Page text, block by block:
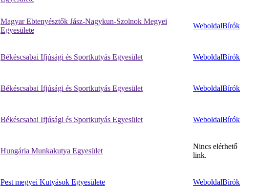
Magyar Ebtenyésztők Jász-Nagykun-Szolnok Megyei
Egyesülete
WeboldalBírók
Békéscsabai Ifjúsági és Sportkutyás Egyesület WeboldalBírók
Békéscsabai Ifjúsági és Sportkutyás Egyesület WeboldalBírók
Békéscsabai Ifjúsági és Sportkutyás Egyesület WeboldalBírók
Hungária Munkakutya Egyesület
Nincs elérhető
link.
Pest megyei Kutyások Egyesülete WeboldalBírók